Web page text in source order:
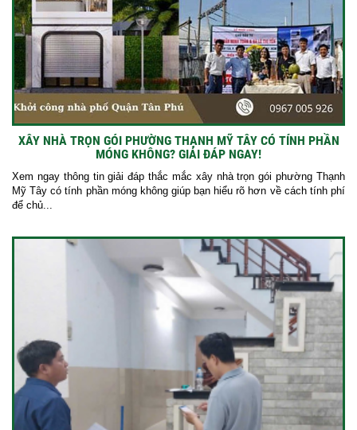
XÂY NHÀ TRỌN GÓI PHƯỜNG THẠNH MỸ TÂY CÓ TÍNH PHẦN
MÓNG KHÔNG? GIẢI ĐÁP NGAY!
Xem ngay thông tin giải đáp thắc mắc xây nhà trọn gói phường Thạnh
Mỹ Tây có tính phần móng không giúp bạn hiểu rõ hơn về cách tính phí
để chủ...